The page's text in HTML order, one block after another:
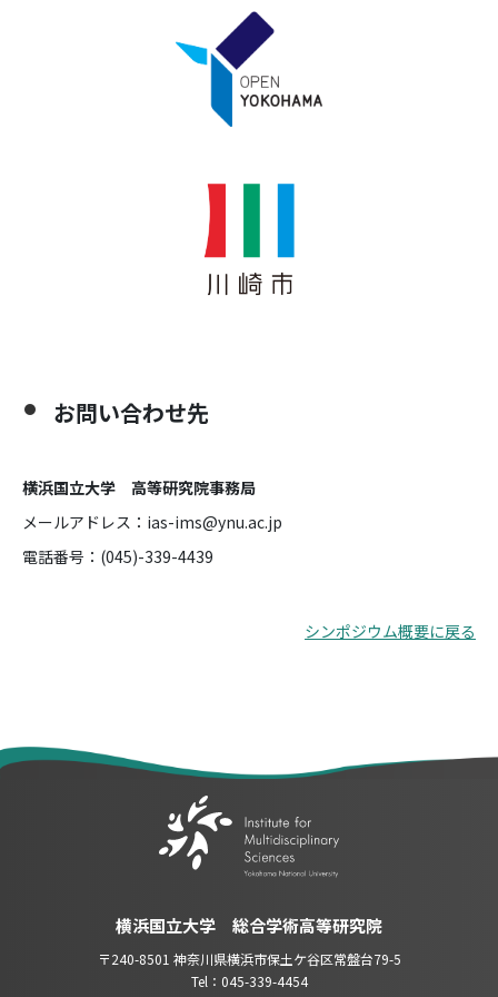
お問い合わせ先
横浜国立大学 高等研究院事務局
メールアドレス：ias-ims@ynu.ac.jp
電話番号：(045)-339-4439
シンポジウム概要に戻る
横浜国立大学 総合学術高等研究院
〒240-8501 神奈川県横浜市保土ケ谷区常盤台79-5
Tel：045-339-4454